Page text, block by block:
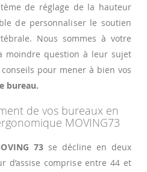
de réglage de la hauteur
de personnaliser le soutien
Nous sommes à votre
moindre question à leur sujet
pour mener à bien vos
bureau.
de vos bureaux en
MOVING73
73se décline en deux
d’assise comprise entre 44 et